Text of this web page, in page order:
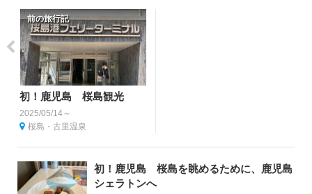
前の旅行記
初！鹿児島 桜島観光
2025/05/14～
桜島・古里温泉
初！鹿児島 桜島を眺めるために、鹿児島
シェラトンへ